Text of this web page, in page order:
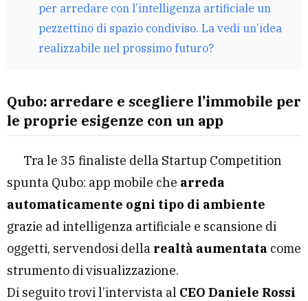
per arredare con l’intelligenza artificiale un
pezzettino di spazio condiviso. La vedi un’idea
realizzabile nel prossimo futuro?
Qubo: arredare e scegliere l’immobile per
le proprie esigenze con un app
Tra le 35 finaliste della Startup Competition
spunta Qubo: app mobile che arreda
automaticamente ogni tipo di ambiente
grazie ad intelligenza artificiale e scansione di
oggetti, servendosi della realtà aumentata come
strumento di visualizzazione.
Di seguito trovi l’intervista al CEO Daniele Rossi